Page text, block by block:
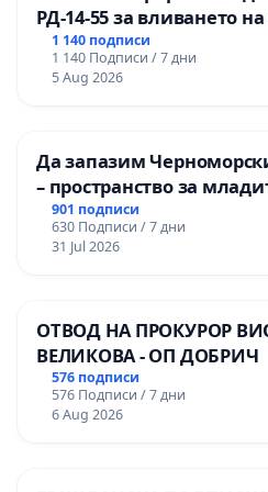
- Неквалифицирани ловни
ветеринарен лекар,
кучета по нехуманен
- Кастрация на 2-3-
от които не оцеляват.
за незаконни действия и
на екипи и служители в
НЯМА!
РД-14-55 за вливането
гимназия по
Професионалната
мениджмънт – гр.
1 140 подписи
1 140 Подписи / 7 дни
5 Aug 2026
Да запазим
– пространство за
901 подписи
630 Подписи / 7 дни
31 Jul 2026
ОТВОД НА ПРОКУРОР
ВЕЛИКОВА - ОП ДОБРИЧ
576 подписи
576 Подписи / 7 дни
6 Aug 2026